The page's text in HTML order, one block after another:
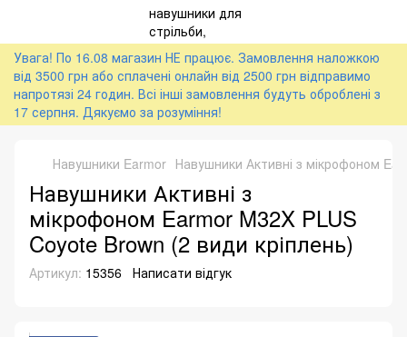
Увага! По 16.08 магазин НЕ працює. Замовлення наложкою
від 3500 грн або сплачені онлайн від 2500 грн відправимо
напротязі 24 годин. Всі інші замовлення будуть оброблені з
17 серпня. Дякуємо за розуміння!
Навушники Earmor Навушники Активні з мікрофоном
Навушники Активні з
мікрофоном Earmor M32X PLUS
Coyote Brown (2 види кріплень)
Артикул: 15356 Написати відгук